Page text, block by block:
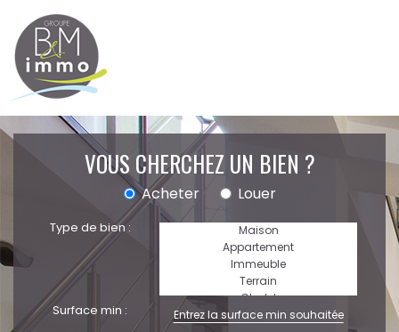
VOUS CHERCHEZ UN BIEN ?
Acheter Louer
Type de bien :
Surface min :